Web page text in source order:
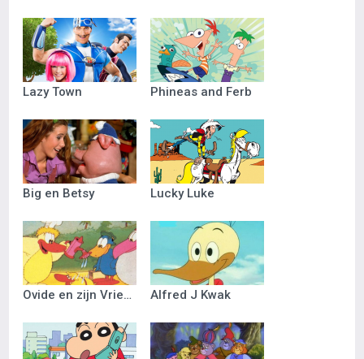
Lazy Town Phineas and Ferb
Big en Betsy Lucky Luke
Ovide en zijn Vriendjes Alfred J Kwak